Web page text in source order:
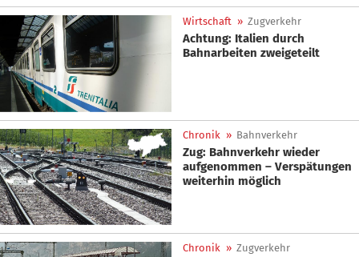
Wirtschaft » Zugverkehr
Achtung: Italien durch
Bahnarbeiten zweigeteilt
Chronik » Bahnverkehr
Zug: Bahnverkehr wieder
aufgenommen – Verspätungen
weiterhin möglich
Chronik » Zugverkehr